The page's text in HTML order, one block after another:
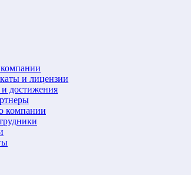
и лицензии
достижения
компании